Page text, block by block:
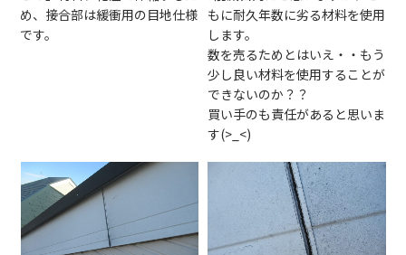
め、接合部は緩衝用の目地仕様
です。
もに耐久年数に劣る材料を使用
します。
数を売るためとはいえ・・もう
少し良い材料を使用することが
できないのか？？
買い手のも責任があると思いま
す(>_<)